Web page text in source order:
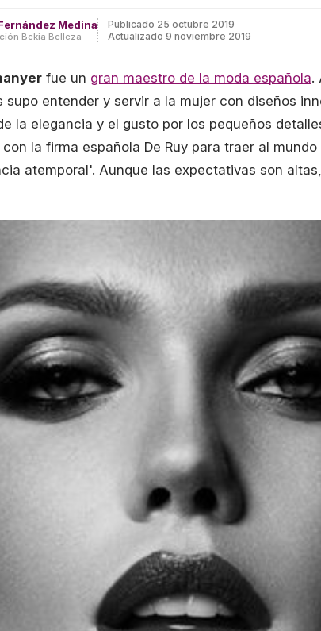
Medina
Bekia Belleza
Publicado 25 octubre 2019
Actualizado 9 noviembre 2019
fue un gran maestro de la moda española.
supo entender y servir a la mujer con diseños
la elegancia y el gusto por los pequeños
la firma española De Ruy para traer al
atemporal'. Aunque las expectativas son altas,